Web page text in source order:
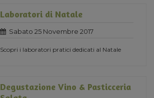
Laboratori di Natale
Sabato 25 Novembre 2017
Scopri i laboratori pratici dedicati al Natale
Degustazione Vino & Pasticceria